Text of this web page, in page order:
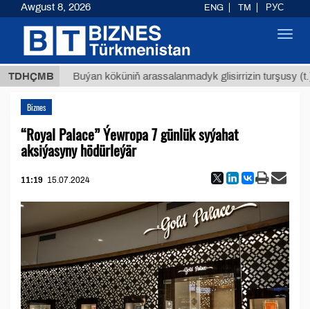
TDHÇMB
Buýan köküniň arassalanmadyk glisirrizin turşusy (t.)
Biznes
“Royal Palace” Ýewropa 7 günlük syýahat
aksiýasyny hödürleýär
11:19 15.07.2024
Awgust 8, 2026 ENG TM РУС